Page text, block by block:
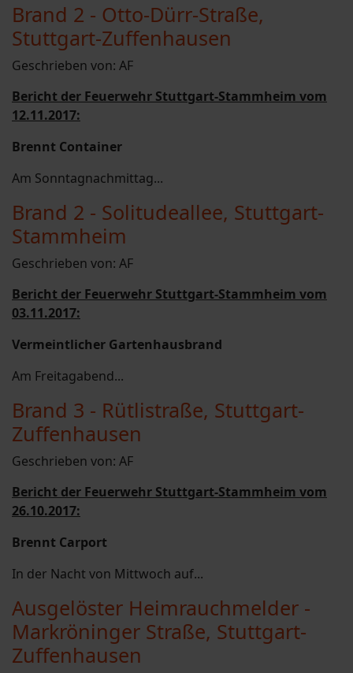
Brand 2 - Otto-Dürr-Straße,
Stuttgart-Zuffenhausen
Geschrieben von: AF
Bericht der Feuerwehr Stuttgart-Stammheim vom
12.11.2017:
Brennt Container
Am Sonntagnachmittag...
Brand 2 - Solitudeallee, Stuttgart-
Stammheim
Geschrieben von: AF
Bericht der Feuerwehr Stuttgart-Stammheim vom
03.11.2017:
Vermeintlicher Gartenhausbrand
Am Freitagabend...
Brand 3 - Rütlistraße, Stuttgart-
Zuffenhausen
Geschrieben von: AF
Bericht der Feuerwehr Stuttgart-Stammheim vom
26.10.2017:
Brennt Carport
In der Nacht von Mittwoch auf...
Ausgelöster Heimrauchmelder -
Markröninger Straße, Stuttgart-
Zuffenhausen